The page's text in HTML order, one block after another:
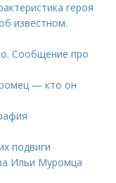
героя
известном.
Сообщение про
— кто он
подвиги
Ильи Муромца